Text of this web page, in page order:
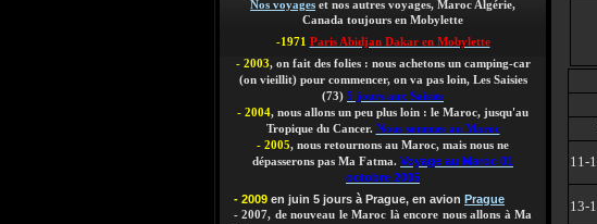
Nos voyages et nos autres voyages, Maroc Algérie,
Canada toujours en Mobylette
-1971 Paris Abidjan Dakar en Mobylette
- 2003, on fait des folies : nous achetons un camping-car
(on vieillit) pour commencer, on va pas loin, Les Saisies
(73) 5 jours aux Saisies
- 2004, nous allons un peu plus loin : le Maroc, jusqu'au
Tropique du Cancer. Nous sommes au Maroc
- 2005, nous retournons au Maroc, mais nous ne
dépasserons pas Ma Fatma. Voyage au Maroc 01
octobre 2005
- 2009 en juin 5 jours à Prague, en avion Prague
- 2007, de nouveau le Maroc là encore nous allons à Ma
11-
13-